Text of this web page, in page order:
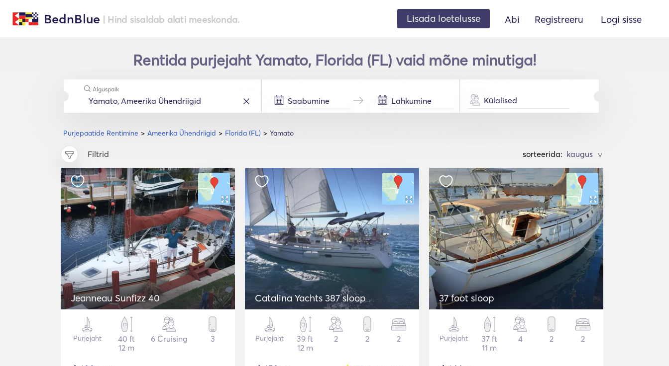
BednBlue | Hind sisaldab alati meeskonda. Lisada loetelusse Abi Registreeru Logi sisse
Rentida purjejaht Yamato, Florida (FL) vaid mõne minutiga!
Purjepaatide Rentimine Ameerika Ühendriigid Florida (FL) Yamato
Alguspaik
Külalised
Filtrid sorteerida: >
Jeanneau Sunfizz 40
Purjejaht
40 ft
12 m
6 Cruising 3
Catalina Yachts 387 sloop
Purjejaht
39 ft
12 m
2 2 2
37 foot sloop
Purjejaht
37 ft
11 m
4 2 2